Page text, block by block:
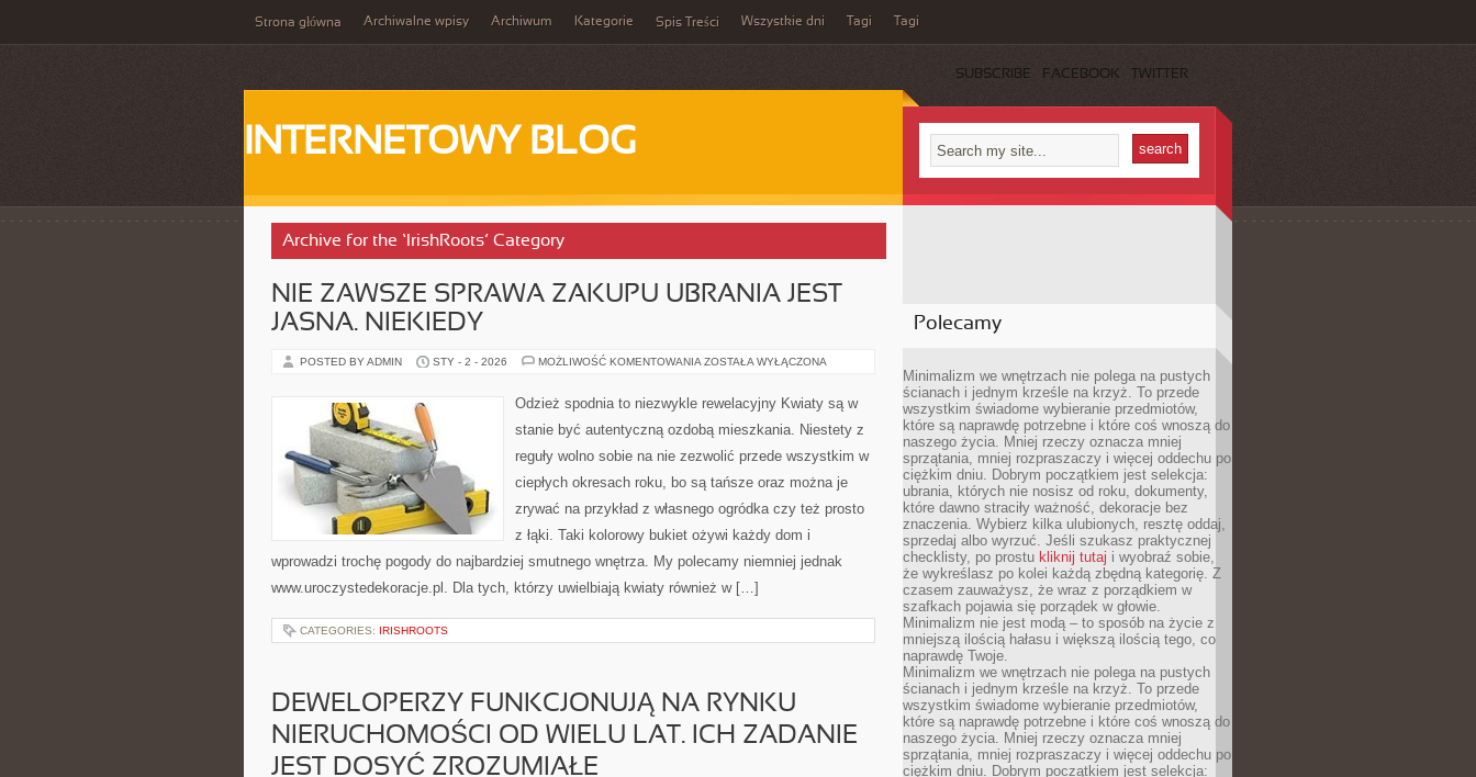
Strona główna Archiwalne wpisy Archiwum Kategorie Spis Treści Wszystkie dni Tagi Tagi
SUBSCRIBE FACEBOOK TWITTER
INTERNETOWY BLOG
Archive for the ‘IrishRoots’ Category
NIE ZAWSZE SPRAWA ZAKUPU UBRANIA JEST
JASNA. NIEKIEDY
POSTED BY ADMIN STY - 2 - 2026 MOŻLIWOŚĆ KOMENTOWANIA NIE
ZAKUPU
UBRANIA
JASNA.
ZOSTAŁA WYŁĄCZONA
Odzież spodnia to niezwykle rewelacyjny Kwiaty są w
stanie być autentyczną ozdobą mieszkania. Niestety z
reguły wolno sobie na nie zezwolić przede wszystkim w
ciepłych okresach roku, bo są tańsze oraz można je
zrywać na przykład z własnego ogródka czy też prosto
z łąki. Taki kolorowy bukiet ożywi każdy dom i
wprowadzi trochę pogody do najbardziej smutnego wnętrza. My polecamy niemniej jednak
www.uroczystedekoracje.pl. Dla tych, którzy uwielbiają kwiaty również w […]
CATEGORIES: IRISHROOTS
DEWELOPERZY FUNKCJONUJĄ NA RYNKU
NIERUCHOMOŚCI OD WIELU LAT. ICH ZADANIE
JEST DOSYĆ ZROZUMIAŁE
Polecamy
Minimalizm we wnętrzach nie polega na pustych
ścianach i jednym krześle na krzyż. To przede
wszystkim świadome wybieranie przedmiotów,
które są naprawdę potrzebne i które coś wnoszą do
naszego życia. Mniej rzeczy oznacza mniej
sprzątania, mniej rozpraszaczy i więcej oddechu po
ciężkim dniu. Dobrym początkiem jest selekcja:
ubrania, których nie nosisz od roku, dokumenty,
które dawno straciły ważność, dekoracje bez
znaczenia. Wybierz kilka ulubionych, resztę oddaj,
sprzedaj albo wyrzuć. Jeśli szukasz praktycznej
checklisty, po prostu kliknij tutaj i wyobraź sobie,
że wykreślasz po kolei każdą zbędną kategorię. Z
czasem zauważysz, że wraz z porządkiem w
szafkach pojawia się porządek w głowie.
Minimalizm nie jest modą – to sposób na życie z
mniejszą ilością hałasu i większą ilością tego, co
naprawdę Twoje.
Minimalizm we wnętrzach nie polega na pustych
ścianach i jednym krześle na krzyż. To przede
wszystkim świadome wybieranie przedmiotów,
które są naprawdę potrzebne i które coś wnoszą do
naszego życia. Mniej rzeczy oznacza mniej
sprzątania, mniej rozpraszaczy i więcej oddechu po
ciężkim dniu. Dobrym początkiem jest selekcja: